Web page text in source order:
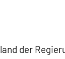
der